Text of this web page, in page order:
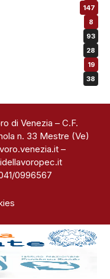
147
8
93
28
19
38
di Venezia – C.F.
n. 33 Mestre (Ve)
–
0996567